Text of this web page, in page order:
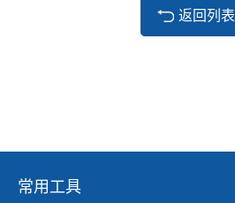
返回列表
常用工具